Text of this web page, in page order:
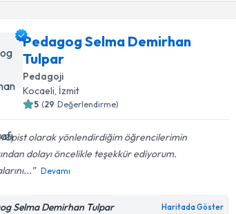
Pedagog Selma Demirhan
Tulpar
Pedagoji
Kocaeli , İzmit
5 (29 Değerlendirme)
olarak yönlendirdiğim öğrencilerimin
dolayı öncelikle teşekkür ediyorum.
Devamı
Selma Demirhan Tulpar Haritada Göster